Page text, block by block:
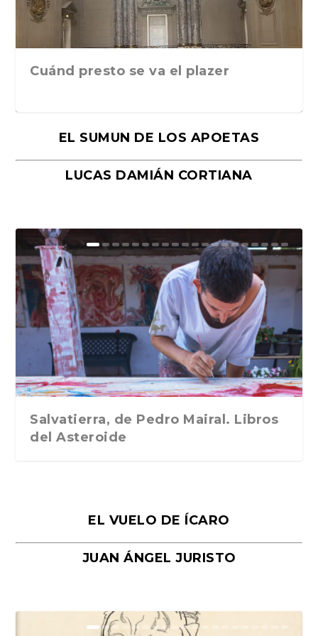
Cuánd presto se va el plazer
Moral, de Lyra Ekström Lindbäck.
Traducción de Car...
Revolución, de Hugo Gonçalves.
Libros del Asteroid...
«La música ha sido el gran amor de
mi vida». Esthe...
«El barman del Ritz», de Philippe
Collin. Traducci...
Mañanas de editorial, noches de
Bocaccio
EL SUMUN DE LOS APOETAS
LUCAS DAMIÁN CORTIANA
Salvatierra, de Pedro Mairal. Libros
del Asteroide
EL VUELO DE ÍCARO
JUAN ÁNGEL JURISTO